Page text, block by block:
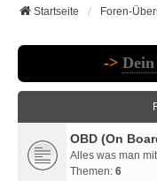
Startseite
Foren-
->
OBD (On
Alles was man
Themen: 6